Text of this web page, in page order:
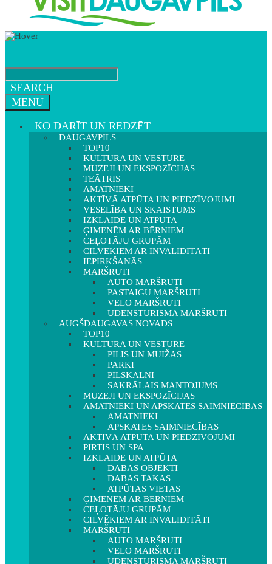
SEARCH
MENU
KO DARĪT UN REDZĒT
DAUGAVPILS
TOP10
KULTŪRA UN VĒSTURE
MUZEJI UN EKSPOZĪCIJAS
TEĀTRIS
AMATNIEKI
AKTĪVĀ ATPŪTA UN PIEDZĪVOJUMI
VESELĪBA UN SKAISTUMS
IZKLAIDE UN ATPŪTA
ĢIMENĒM AR BĒRNIEM
CEĻOTĀJU GRUPĀM
CILVĒKIEM AR INVALIDITĀTI
IEPIRKŠANĀS
MARŠRUTI
AUTO MARŠRUTI
PASTAIGU MARŠRUTI
VELO MARŠRUTI
ŪDENSTŪRISMA MARŠRUTI
AUGŠDAUGAVAS NOVADS
TOP10
KULTŪRA UN VĒSTURE
PILIS UN MUIŽAS
PARKI
PILSKALNI
SAKRĀLAIS MANTOJUMS
MUZEJI UN EKSPOZĪCIJAS
AMATNIEKI UN APSKATES SAIMNIECĪBAS
AMATNIEKI
APSKATES SAIMNIECĪBAS
AKTĪVĀ ATPŪTA UN PIEDZĪVOJUMI
PIRTIS UN SPA
IZKLAIDE UN ATPŪTA
DABAS OBJEKTI
DABAS TAKAS
ATPŪTAS VIETAS
ĢIMENĒM AR BĒRNIEM
CEĻOTĀJU GRUPĀM
CILVĒKIEM AR INVALIDITĀTI
MARŠRUTI
AUTO MARŠRUTI
VELO MARŠRUTI
ŪDENSTŪRISMA MARŠRUTI